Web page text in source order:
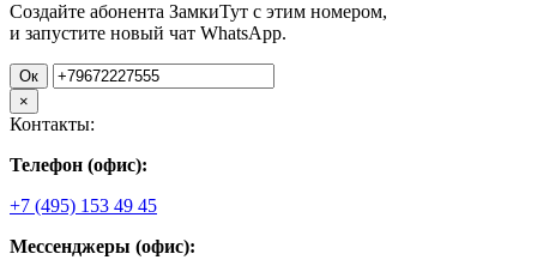
Создайте абонента ЗамкиТут с этим номером,
и запустите новый чат WhatsApp.
Ок
×
Контакты:
Телефон (офис):
+7 (495) 153 49 45
Мессенджеры (офис):